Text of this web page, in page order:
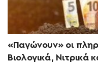
«Παγώνουν» οι
Βιολογικά, Νιτρικά